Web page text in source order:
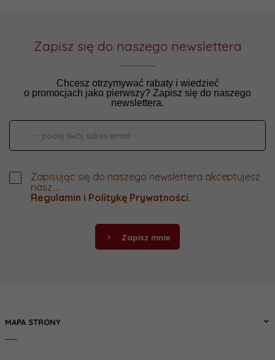
Zapisz się do naszego newslettera
Chcesz otrzymywać rabaty i wiedzieć
o promocjach jako pierwszy? Zapisz się do naszego
newslettera.
Zapisując się do naszego newslettera akceptujesz
nasz.....
Regulamin i Politykę Prywatności.
Zapisz mnie
MAPA STRONY